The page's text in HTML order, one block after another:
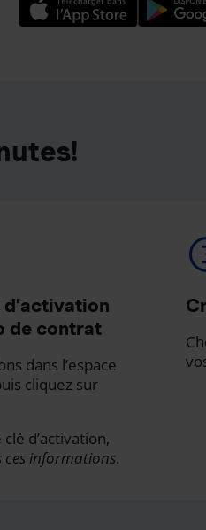
de contrat
dans l’espace
cliquez sur
clé d’activation,
ces informations.